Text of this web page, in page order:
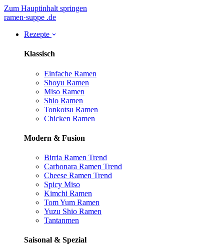
Zum Hauptinhalt springen
ramen·suppe .de
Rezepte
Klassisch
Einfache Ramen
Shoyu Ramen
Miso Ramen
Shio Ramen
Tonkotsu Ramen
Chicken Ramen
Modern & Fusion
Birria Ramen Trend
Carbonara Ramen Trend
Cheese Ramen Trend
Spicy Miso
Kimchi Ramen
Tom Yum Ramen
Yuzu Shio Ramen
Tantanmen
Saisonal & Spezial